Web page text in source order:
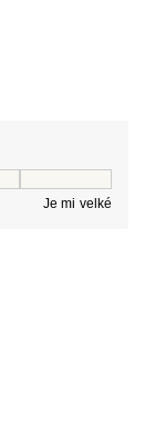
Je mi velké